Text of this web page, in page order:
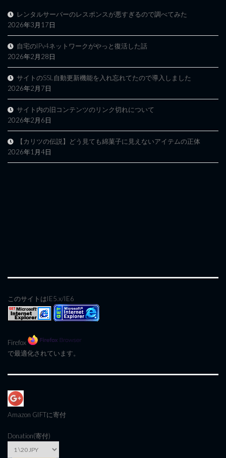
レンタルサーバーのレスポンスが悪すぎるので調べてみた
2026年3月17日
自宅のIPv4ネットワークがやっと復活した話
2026年2月28日
サイトのSSL自動更新機能を入れ忘れてたので導入しました
2026年2月7日
サイト内の旧コンテンツのリンク切れについて
2026年2月6日
【カリツの伝説】どう見ても綿菓子に見えないアイテムの正体
2026年1月4日
このサイトはIE5.x/IE6
Firefox
で最適化されています。
Amazon GIFTに寄付
Donation(寄付)